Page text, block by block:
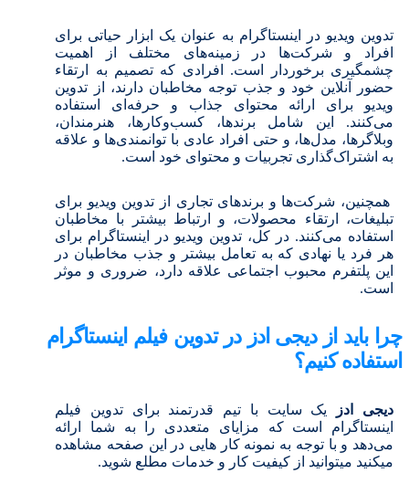
تدوین ویدیو در اینستاگرام به عنوان یک ابزار حیاتی برای
افراد و شرکت‌ها در زمینه‌های مختلف از اهمیت
چشمگیری برخوردار است. افرادی که تصمیم به ارتقاء
حضور آنلاین خود و جذب توجه مخاطبان دارند، از تدوین
ویدیو برای ارائه محتوای جذاب و حرفه‌ای استفاده
می‌کنند. این شامل برندها، کسب‌وکارها، هنرمندان،
وبلاگرها، مدل‌ها، و حتی افراد عادی با توانمندی‌ها و علاقه
به اشتراک‌گذاری تجربیات و محتوای خود است.
همچنین، شرکت‌ها و برندهای تجاری از تدوین ویدیو برای
تبلیغات، ارتقاء محصولات، و ارتباط بیشتر با مخاطبان
استفاده می‌کنند. در کل، تدوین ویدیو در اینستاگرام برای
هر فرد یا نهادی که به تعامل بیشتر و جذب مخاطبان در
این پلتفرم محبوب اجتماعی علاقه دارد، ضروری و موثر
است.
چرا باید از دیجی ادز در تدوین فیلم اینستاگرام
استفاده کنیم؟
دیجی ادز
یک سایت با تیم قدرتمند برای تدوین فیلم
اینستاگرام است که مزایای متعددی را به شما ارائه
می‌دهد و با توجه به نمونه کار هایی در این صفحه مشاهده
میکنید میتوانید از کیفیت کار و خدمات مطلع شوید.